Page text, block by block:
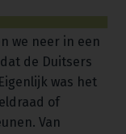
we neer in een
de Duitsers
was het
of
Van